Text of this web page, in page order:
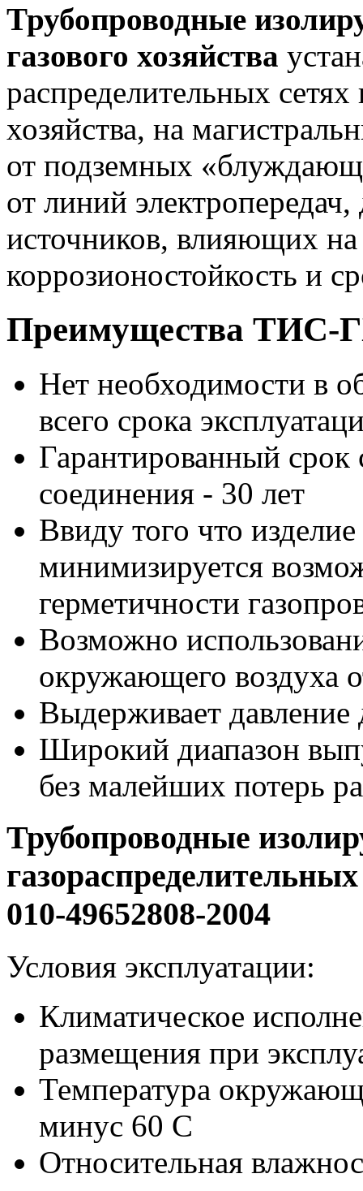
Трубопроводные
газового хозяйства
распределительных
хозяйства, на
от подземных
от линий
источников, влияющих на
коррозионостойкость и
Преимущества ТИС-
Нет необходимости в
всего срока
Гарантированный
соединения - 30 лет
Ввиду того что
минимизируется
герметичности
Возможно
окружающего воздуха
Выдерживает давление
Широкий диапазон
без малейших потерь
Трубопроводные
010-49652808-2004
Условия эксплуатации:
Климатическое
размещения при
Температура
минус 60 С
Относительная